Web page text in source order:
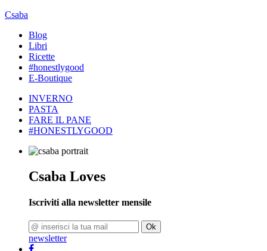
Csaba
Blog
Libri
Ricette
#honestlygood
E-Boutique
INVERNO
PASTA
FARE IL PANE
#HONESTLYGOOD
Csaba Loves
Iscriviti alla newsletter mensile
Ok
newsletter